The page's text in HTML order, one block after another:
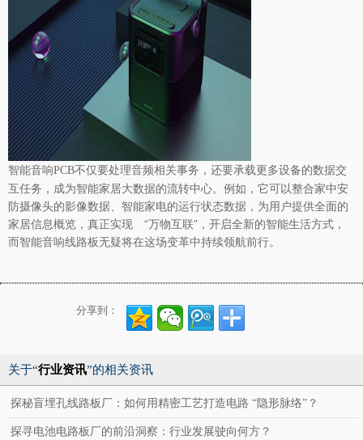
智能音响PCB不仅要处理音频相关事务，还要承载更多设备的数据交
互任务，成为智能家居大数据的流转中心。例如，它可以整合家中安
防摄像头的影像数据、智能家电的运行状态数据，为用户提供全面的
家居信息概览，真正实现 “万物互联”，开启全新的智能生活方式，
而智能音响线路板无疑将在这场变革中持续领航前行。
分享到：
关于“行业资讯”的相关资讯
探秘盲埋孔线路板厂：如何用精密工艺打造电路 “隐形脉络”？
探寻电池电路板厂的前沿洞察：行业发展驶向何方？